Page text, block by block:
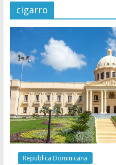
cigarro
Republica Dominicana